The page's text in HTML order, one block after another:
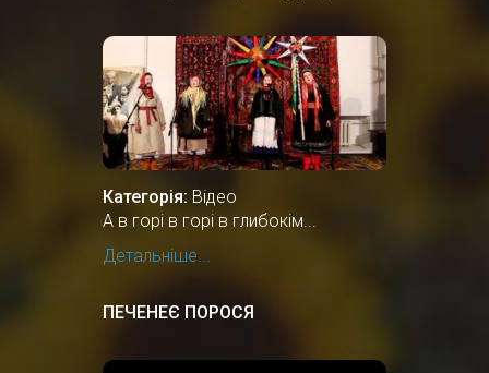
Категорія: Відео
А в горі в горі в глибокім...
Детальніше...
ПЕЧЕНЕЄ ПОРОСЯ